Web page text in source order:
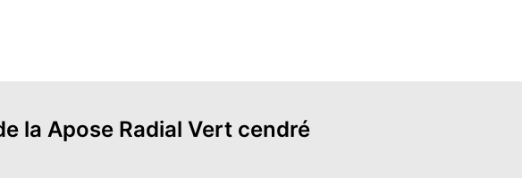
la Apose Radial Vert cendré